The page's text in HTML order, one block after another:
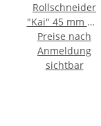
Rollschneider
"Kai" 45 mm mit
blauem
Gummigriff
Preise nach
Anmeldung
sichtbar